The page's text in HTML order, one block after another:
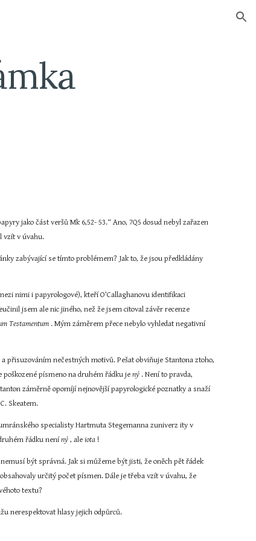
jako část veršů Mk 6,52- 53.“ Ano, 7Q5 dosud nebyl zařazen
vzít v úvahu.
zabývající se tímto problémem? Jak to, že jsou předkládány
nimi i papyrologové), kteří O’Callaghanovu identifikaci
jsem ale nic jiného, než že jsem citoval závěr recenze
Testamentum . Mým záměrem přece nebylo vyhledat negativní
přisuzováním nečestných motivů. Pešat obviňuje Stantona ztoho,
poškozené písmeno na druhém řádku je ný . Není to pravda,
záměrně opomíjí nejnovější papyrologické poznatky a snaží
Skeatem.
specialisty Hartmuta Stegemanna zuniverz ity v
řádku není ný , ale iota !
být správná. Jak si můžeme být jisti, že oněch pět řádek
určitý počet písmen. Dále je třeba vzít v úvahu, že
textu?
nerespektovat hlasy jejich odpůrců.